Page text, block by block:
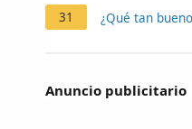
31 ¿Qué tan
Anuncio publicitario